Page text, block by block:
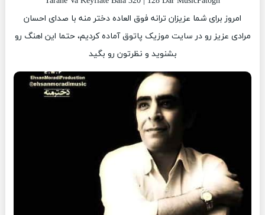
امروز برای شما عزیزان ترانه فوق العاده دختر منه با صدای احسان
مرادی عزیز رو در سایت موزیک پاتوق آماده کردیم، حتما این اهنگ رو
بشنوید و نظرتون رو بگید